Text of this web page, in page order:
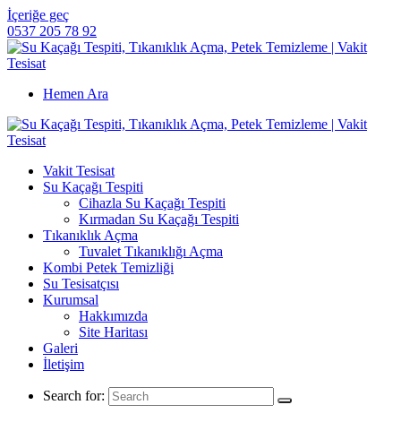
İçeriğe geç
0537 205 78 92
Hemen Ara
Vakit Tesisat
Su Kaçağı Tespiti
Cihazla Su Kaçağı Tespiti
Kırmadan Su Kaçağı Tespiti
Tıkanıklık Açma
Tuvalet Tıkanıklığı Açma
Kombi Petek Temizliği
Su Tesisatçısı
Kurumsal
Hakkımızda
Site Haritası
Galeri
İletişim
Search for: